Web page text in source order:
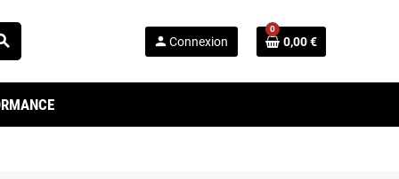
person Connexion
0
0,00 €